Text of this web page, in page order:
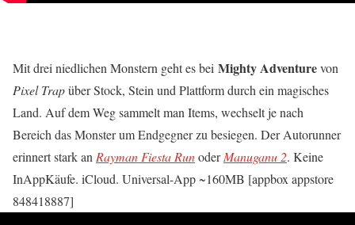
Mit drei niedlichen Monstern geht es bei Mighty Adventurevon
Pixel Trapüber Stock, Stein und Plattform durch ein magisches
Land. Auf dem Weg sammelt man Items, wechselt je nach
Bereich das Monster um Endgegner zu besiegen. Der Autorunner
erinnert stark anRayman Fiesta RunoderManuganu 2. Keine
InAppKäufe. iCloud. Universal-App ~160MB [appbox appstore
848418887]